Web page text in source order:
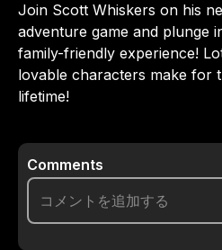
Join Scott Whiskers on his
adventure game and plunge
family-friendly experience!
lovable characters make for
lifetime!
Comments